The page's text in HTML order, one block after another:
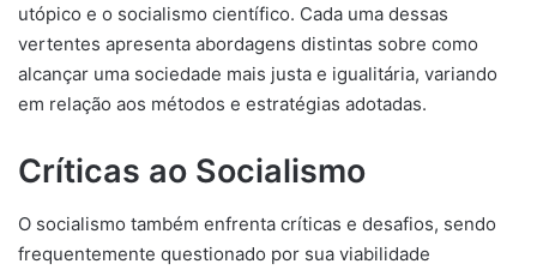
utópico e o socialismo científico. Cada uma dessas
vertentes apresenta abordagens distintas sobre como
alcançar uma sociedade mais justa e igualitária, variando
em relação aos métodos e estratégias adotadas.
Críticas ao Socialismo
O socialismo também enfrenta críticas e desafios, sendo
frequentemente questionado por sua viabilidade